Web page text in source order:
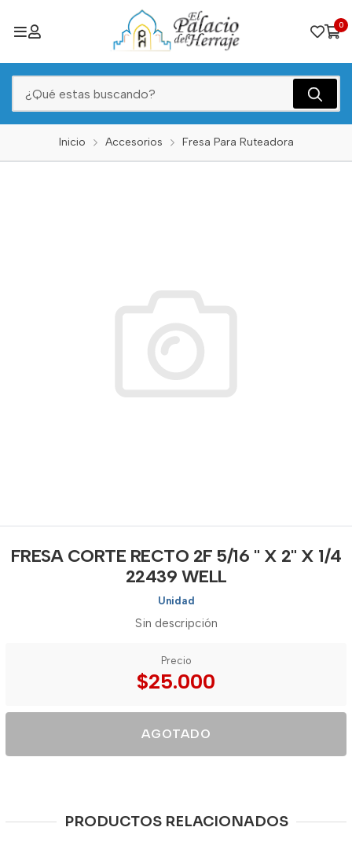
0
Inicio Accesorios Fresa Para Ruteadora
FRESA CORTE RECTO 2F 5/16 " X 2" X 1/4
22439 WELL
Unidad
Sin descripción
Precio
$25.000
AGOTADO
PRODUCTOS RELACIONADOS